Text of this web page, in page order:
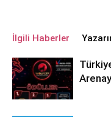
İlgili Haberler